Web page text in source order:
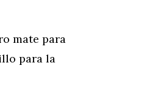
mate para
para la